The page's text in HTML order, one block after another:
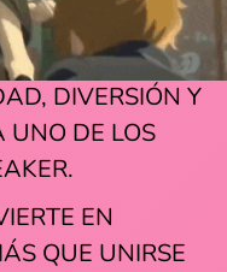
DIVERSIÓN Y
UNO DE LOS
EN
QUE UNIRSE